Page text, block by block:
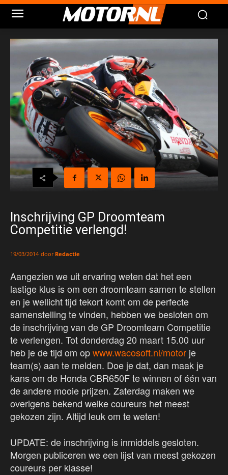
Inschrijving GP Droomteam
Competitie verlengd!
19/03/2014 door Redactie
Aangezien we uit ervaring weten dat het een
lastige klus is om een droomteam samen te stellen
en je wellicht tijd tekort komt om de perfecte
samenstelling te vinden, hebben we besloten om
de inschrijving van de GP Droomteam Competitie
te verlengen. Tot donderdag 20 maart 15.00 uur
heb je de tijd om opwww.wacosoft.nl/motor je
team(s) aan te melden. Doe je dat, dan maak je
kans om de Honda CBR650F te winnen of één van
de andere mooie prijzen. Zaterdag maken we
overigens bekend welke coureurs het meest
gekozen zijn. Altijd leuk om te weten!
UPDATE: de inschrijving is inmiddels gesloten.
Morgen publiceren we een lijst van meest gekozen
coureurs per klasse!